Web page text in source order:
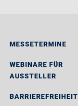
MESSETERMINE
WEBINARE FÜR
AUSSTELLER
BARRIEREFREIHEIT